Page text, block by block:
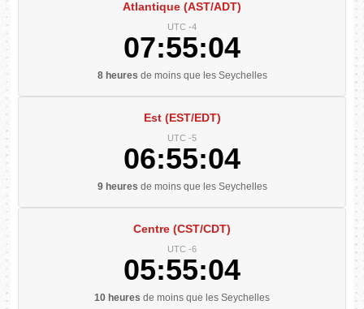
Atlantique (AST/ADT)
UTC -4
07:55:05
8 heures de moins que les Seychelles
Est (EST/EDT)
UTC -5
06:55:05
9 heures de moins que les Seychelles
Centre (CST/CDT)
UTC -6
05:55:05
10 heures de moins que les Seychelles